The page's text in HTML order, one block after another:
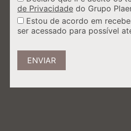
de Privacidade do Grupo
Estou de acordo em
ser acessado para possível
ENVIAR